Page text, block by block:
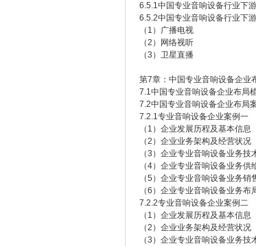
6.5.1中国专业音响设备行业下
6.5.2中国专业音响设备行业下
（1）广播电视
（2）网络视听
（3）卫星直播
第7章：中国专业音响设备企业
7.1中国专业音响设备企业布局
7.2中国专业音响设备企业布局
7.2.1专业音响设备企业案例一
（1）企业发展历程及基本信息
（2）企业业务架构及经营状况
（3）企业专业音响设备业务
（4）企业专业音响设备业务供
（5）企业专业音响设备业务销
（6）企业专业音响设备业务布
7.2.2专业音响设备企业案例二
（1）企业发展历程及基本信息
（2）企业业务架构及经营状况
（3）企业专业音响设备业务